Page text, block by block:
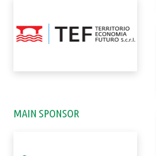
MAIN SPONSOR